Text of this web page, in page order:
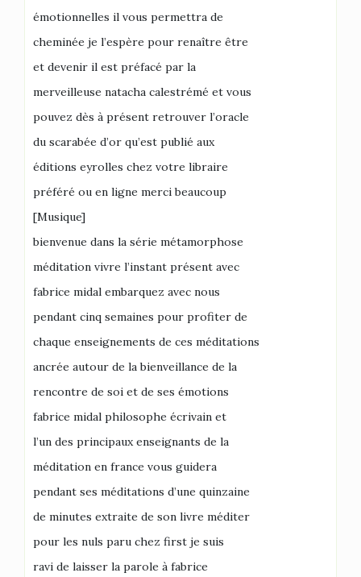
émotionnelles il vous permettra de
cheminée je l’espère pour renaître être
et devenir il est préfacé par la
merveilleuse natacha calestrémé et vous
pouvez dès à présent retrouver l’oracle
du scarabée d’or qu’est publié aux
éditions eyrolles chez votre libraire
préféré ou en ligne merci beaucoup
[Musique]
bienvenue dans la série métamorphose
méditation vivre l’instant présent avec
fabrice midal embarquez avec nous
pendant cinq semaines pour profiter de
chaque enseignements de ces méditations
ancrée autour de la bienveillance de la
rencontre de soi et de ses émotions
fabrice midal philosophe écrivain et
l’un des principaux enseignants de la
méditation en france vous guidera
pendant ses méditations d’une quinzaine
de minutes extraite de son livre méditer
pour les nuls paru chez first je suis
ravi de laisser la parole à fabrice